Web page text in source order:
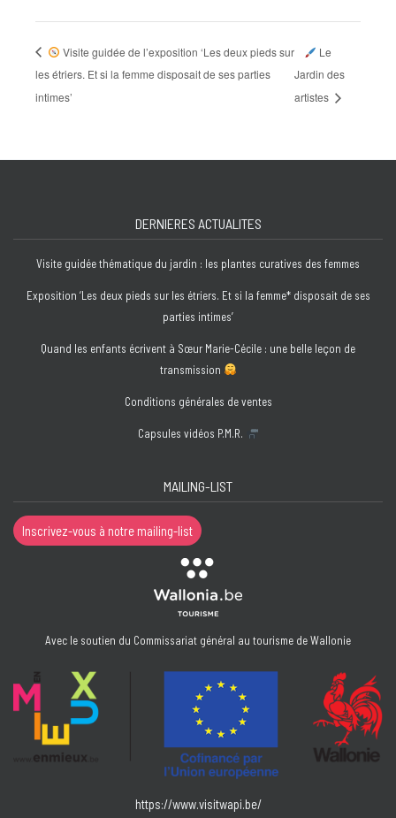
Visite guidée de l’exposition ‘Les deux pieds sur
les étriers. Et si la femme disposait de ses parties
intimes’
Le
Jardin des
artistes
DERNIERES ACTUALITES
Visite guidée thématique du jardin : les plantes curatives des femmes
Exposition ‘Les deux pieds sur les étriers. Et si la femme* disposait de ses
parties intimes’
Quand les enfants écrivent à Sœur Marie-Cécile : une belle leçon de
transmission
Conditions générales de ventes
Capsules vidéos P.M.R.
MAILING-LIST
Inscrivez-vous à notre mailing-list
Avec le soutien du Commissariat général au tourisme de Wallonie
https://www.visitwapi.be/